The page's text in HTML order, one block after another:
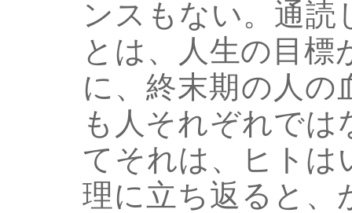
ンスもない。通読
とは、人生の目
に、終末期の人の
も人それぞれで
てそれは、ヒトは
理に立ち返ると、